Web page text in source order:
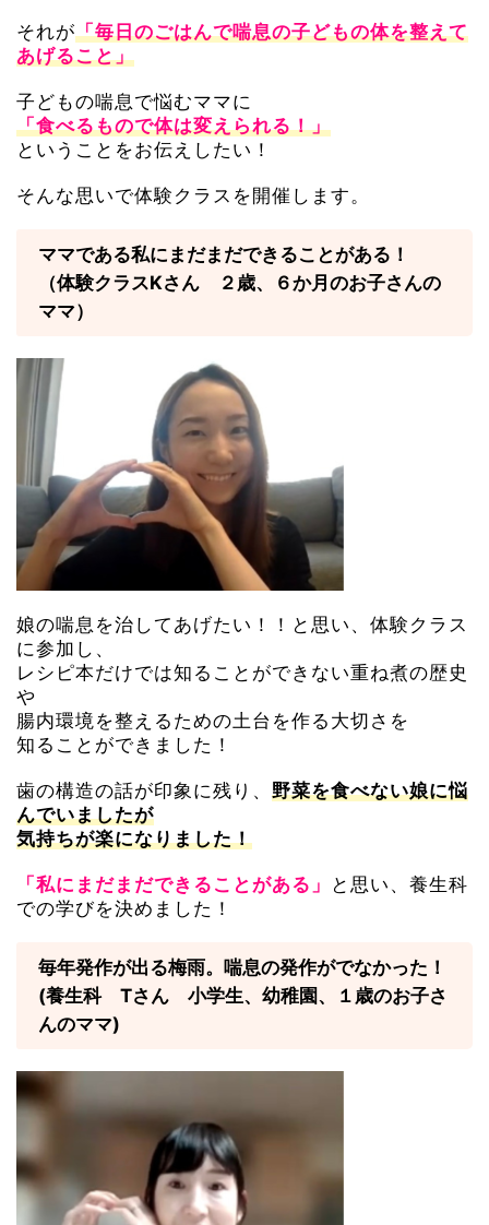
それが「毎日のごはんで喘息の子どもの体を整えて
あげること」
子どもの喘息で悩むママに
「食べるもので体は変えられる！」
ということをお伝えしたい！
そんな思いで体験クラスを開催します。
ママである私にまだまだできることがある！
（体験クラスKさん ２歳、６か月のお子さんの
ママ）
娘の喘息を治してあげたい！！と思い、体験クラス
に参加し、
レシピ本だけでは知ることができない重ね煮の歴史
や
腸内環境を整えるための土台を作る大切さを
知ることができました！
歯の構造の話が印象に残り、 野菜を食べない娘に悩
んでいましたが
気持ちが楽になりました！
「私にまだまだできることがある」
と思い、養生科
での学びを決めました！
毎年発作が出る梅雨。喘息の発作がでなかった！
(養生科 Tさん 小学生、幼稚園、１歳のお子さ
んのママ)